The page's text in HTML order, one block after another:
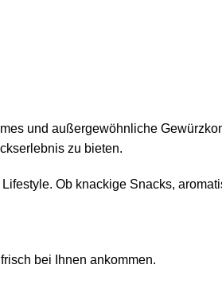
und außergewöhnliche
zu bieten.
Ob knackige Snacks,
bei Ihnen ankommen.